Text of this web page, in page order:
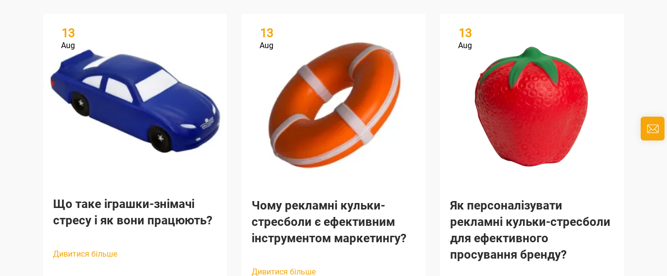
13
Aug
Що таке іграшки-знімачі
стресу і як вони працюють?
Дивитися більше
13
Aug
Чому рекламні кульки-
стресболи є ефективним
інструментом маркетингу?
Дивитися більше
13
Aug
Як персоналізувати
рекламні кульки-стресболи
для ефективного
просування бренду?